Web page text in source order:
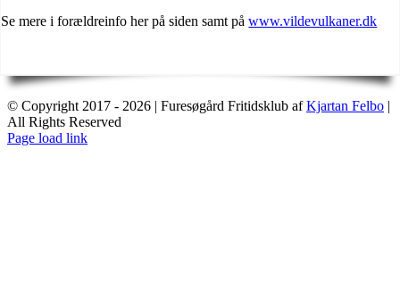
Se mere i forældreinfo her på siden samt påwww.vildevulkaner.dk
© Copyright 2017 - 2026 | Furesøgård Fritidsklub afKjartan Felbo |
All Rights Reserved
Facebook
Page load link